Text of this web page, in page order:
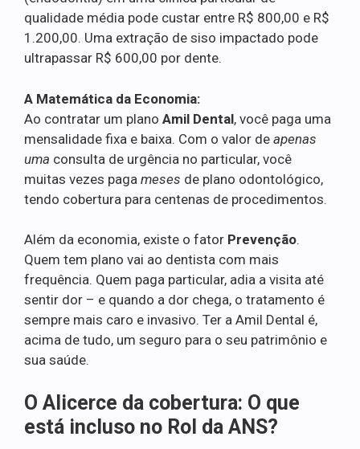
qualidade média pode custar entre R$ 800,00 e R$
1.200,00. Uma extração de siso impactado pode
ultrapassar R$ 600,00 por dente.
A Matemática da Economia:
Ao contratar um plano Amil Dental, você paga uma
mensalidade fixa e baixa. Com o valor de apenas
uma consulta de urgência no particular, você
muitas vezes paga meses de plano odontológico,
tendo cobertura para centenas de procedimentos.
Além da economia, existe o fator Prevenção.
Quem tem plano vai ao dentista com mais
frequência. Quem paga particular, adia a visita até
sentir dor – e quando a dor chega, o tratamento é
sempre mais caro e invasivo. Ter a Amil Dental é,
acima de tudo, um seguro para o seu patrimônio e
sua saúde.
O Alicerce da cobertura: O que
está incluso no Rol da ANS?